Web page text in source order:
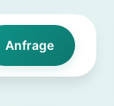
Anfrage